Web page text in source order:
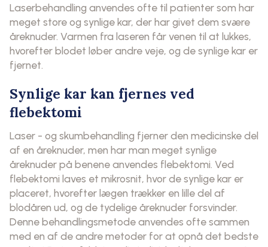
Laserbehandling anvendes ofte til patienter som har
meget store og synlige kar, der har givet dem svære
åreknuder. Varmen fra laseren får venen til at lukkes,
hvorefter blodet løber andre veje, og de synlige kar er
fjernet.
Synlige kar kan fjernes ved
flebektomi
Laser - og skumbehandling fjerner den medicinske del
af en åreknuder, men har man meget synlige
åreknuder på benene anvendes flebektomi. Ved
flebektomi laves et mikrosnit, hvor de synlige kar er
placeret, hvorefter lægen trækker en lille del af
blodåren ud, og de tydelige åreknuder forsvinder.
Denne behandlingsmetode anvendes ofte sammen
med en af de andre metoder for at opnå det bedste